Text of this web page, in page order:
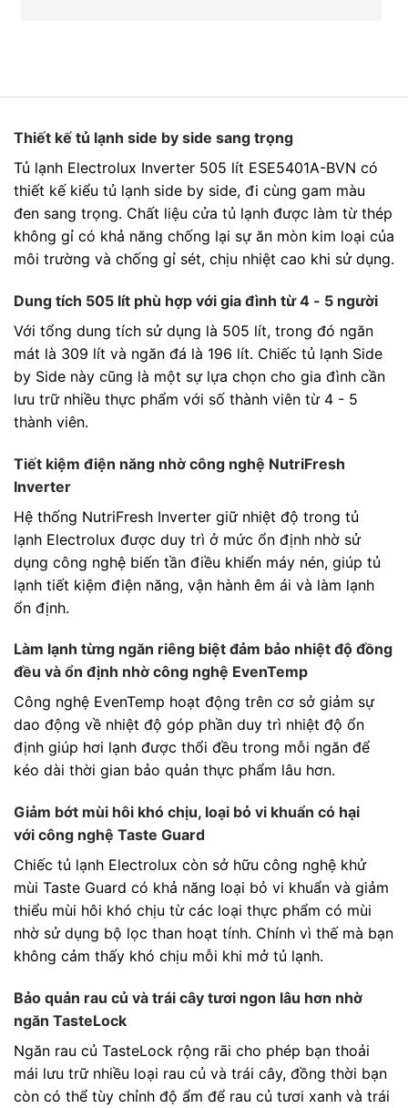
Thiết kế tủ lạnh side by side sang trọng
Tủ lạnh Electrolux Inverter 505 lít ESE5401A-BVN có
thiết kế kiểu tủ lạnh side by side, đi cùng gam màu
đen sang trọng. Chất liệu cửa tủ lạnh được làm từ thép
không gỉ có khả năng chống lại sự ăn mòn kim loại của
môi trường và chống gỉ sét, chịu nhiệt cao khi sử dụng.
Dung tích 505 lít phù hợp với gia đình từ 4 - 5 người
Với tổng dung tích sử dụng là 505 lít, trong đó ngăn
mát là 309 lít và ngăn đá là 196 lít. Chiếc tủ lạnh Side
by Side này cũng là một sự lựa chọn cho gia đình cần
lưu trữ nhiều thực phẩm với số thành viên từ 4 - 5
thành viên.
Tiết kiệm điện năng nhờ công nghệ NutriFresh
Inverter
Hệ thống NutriFresh Inverter giữ nhiệt độ trong tủ
lạnh Electrolux được duy trì ở mức ổn định nhờ sử
dụng công nghệ biến tần điều khiển máy nén, giúp tủ
lạnh tiết kiệm điện năng, vận hành êm ái và làm lạnh
ổn định.
Làm lạnh từng ngăn riêng biệt đảm bảo nhiệt độ đồng
đều và ổn định nhờ công nghệ EvenTemp
Công nghệ EvenTemp hoạt động trên cơ sở giảm sự
dao động về nhiệt độ góp phần duy trì nhiệt độ ổn
định giúp hơi lạnh được thổi đều trong mỗi ngăn để
kéo dài thời gian bảo quản thực phẩm lâu hơn.
Giảm bớt mùi hôi khó chịu, loại bỏ vi khuẩn có hại
với công nghệ Taste Guard
Chiếc tủ lạnh Electrolux còn sở hữu công nghệ khử
mùi Taste Guard có khả năng loại bỏ vi khuẩn và giảm
thiểu mùi hôi khó chịu từ các loại thực phẩm có mùi
nhờ sử dụng bộ lọc than hoạt tính. Chính vì thế mà bạn
không cảm thấy khó chịu mỗi khi mở tủ lạnh.
Bảo quản rau củ và trái cây tươi ngon lâu hơn nhờ
ngăn TasteLock
Ngăn rau củ TasteLock rộng rãi cho phép bạn thoải
mái lưu trữ nhiều loại rau củ và trái cây, đồng thời bạn
còn có thể tùy chỉnh độ ẩm để rau củ tươi xanh và trái